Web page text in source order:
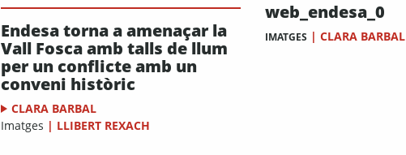
Endesa torna a amenaçar la
Vall Fosca amb talls de llum
per un conflicte amb un
conveni històric
CLARA BARBAL
Imatges | LLIBERT REXACH
web_endesa_0
IMATGES | CLARA BARBAL